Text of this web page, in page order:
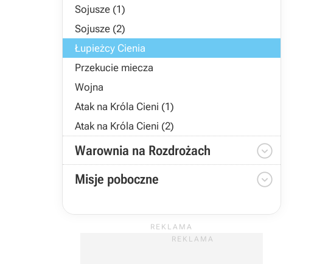
Sojusze (1)
Sojusze (2)
Łupieżcy Cienia
Przekucie miecza
Wojna
Atak na Króla Cieni (1)
Atak na Króla Cieni (2)
Warownia na Rozdrożach 
Misje poboczne 